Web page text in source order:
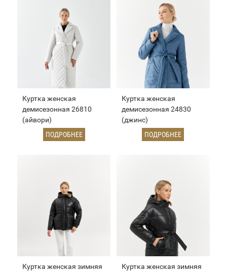
Куртка женская
демисезонная 26810
(айвори)
ПОДРОБНЕЕ
Куртка женская
демисезонная 24830
(джинс)
ПОДРОБНЕЕ
Куртка женская зимняя
Куртка женская зимняя